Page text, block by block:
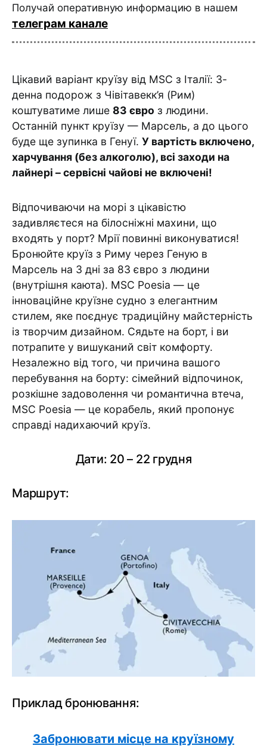
Получай оперативную информацию в нашем
телеграм канале
Цікавий варіант круїзу від MSC з Італії: 3-
денна подорож з Чівітавекк’я (Рим)
коштуватиме лише 83 євро з людини.
Останній пункт круїзу — Марсель, а до цього
буде ще зупинка в Генуї. У вартість включено,
харчування (без алкоголю), всі заходи на
лайнері – сервісні чайові не включені!
Відпочиваючи на морі з цікавістю
задивляєтеся на білосніжні махини, що
входять у порт? Мрії повинні виконуватися!
Бронюйте круїз з Риму через Геную в
Марсель на 3 дні за 83 євро з людини
(внутрішня каюта). MSC Poesia — це
інноваційне круїзне судно з елегантним
стилем, яке поєднує традиційну майстерність
із творчим дизайном. Сядьте на борт, і ви
потрапите у вишуканий світ комфорту.
Незалежно від того, чи причина вашого
перебування на борту: сімейний відпочинок,
розкішне задоволення чи романтична втеча,
MSC Poesia — це корабель, який пропонує
справді надихаючий круїз.
Дати: 20 – 22 грудня
Маршрут:
Приклад бронювання:
Забронювати місце на круїзному